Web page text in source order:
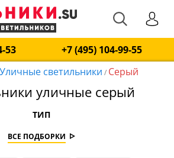
53
+7 (495) 104-99-55
Уличные светильники / Серый
уличные серый
ТИП
ВСЕ ПОДБОРКИ